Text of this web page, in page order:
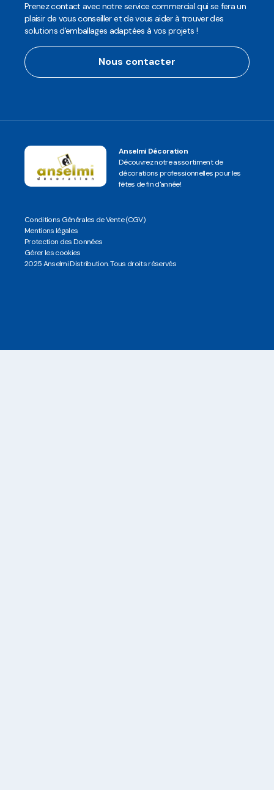
Prenez contact avec notre service commercial qui se fera un
plaisir de vous conseiller et de vous aider à trouver des
solutions d'emballages adaptées à vos projets !
Nous contacter
Anselmi Décoration
Découvrez notre assortiment de
décorations professionnelles pour les
fêtes de fin d'année!
Conditions Générales de Vente (CGV)
Mentions légales
Protection des Données
Gérer les cookies
2025 Anselmi Distribution. Tous droits réservés